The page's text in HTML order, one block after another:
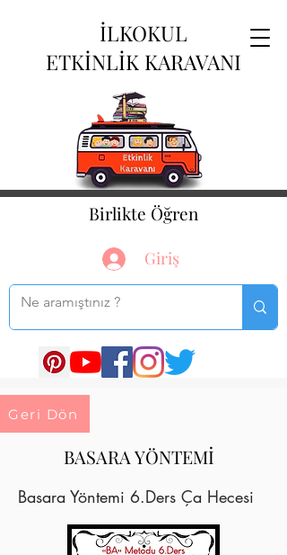
İLKOKUL
ETKİNLİK KARAVANI
Birlikte Öğren
Giriş
Geri Dön
BASARA YÖNTEMİ
Basara Yöntemi 6.Ders Ça Hecesi